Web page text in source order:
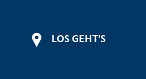
LOS GEHT'S